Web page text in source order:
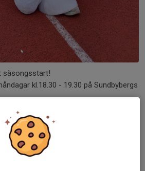
säsongsstart!
kl.18.30 - 19.30 på Sundbybergs
v 46